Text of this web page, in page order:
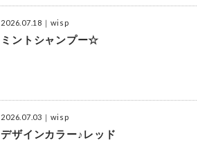
2026.07.18 ｜wisp
ミントシャンプー☆
2026.07.03 ｜wisp
デザインカラー♪レッド